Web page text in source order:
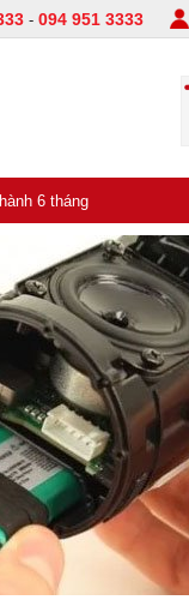
- 094 951 3333
6 tháng